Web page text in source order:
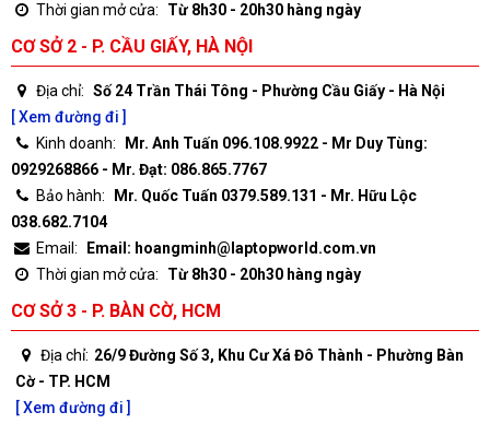
Thời gian mở cửa:
Từ 8h30 - 20h30 hàng ngày
CƠ SỞ 2 - P. CẦU GIẤY, HÀ NỘI
Địa chỉ: Số 24 Trần Thái Tông - Phường Cầu Giấy - Hà Nội
[ Xem đường đi ]
Kinh doanh:
Mr. Anh Tuấn 096.108.9922 - Mr Duy Tùng:
0929268866 - Mr. Đạt: 086.865.7767
Bảo hành:
Mr. Quốc Tuấn 0379.589.131 - Mr. Hữu Lộc
038.682.7104
Email:
Email: hoangminh@laptopworld.com.vn
Thời gian mở cửa:
Từ 8h30 - 20h30 hàng ngày
CƠ SỞ 3 - P. BÀN CỜ, HCM
Địa chỉ: 26/9 Đường Số 3, Khu Cư Xá Đô Thành - Phường Bàn
Cờ - TP. HCM
[ Xem đường đi ]